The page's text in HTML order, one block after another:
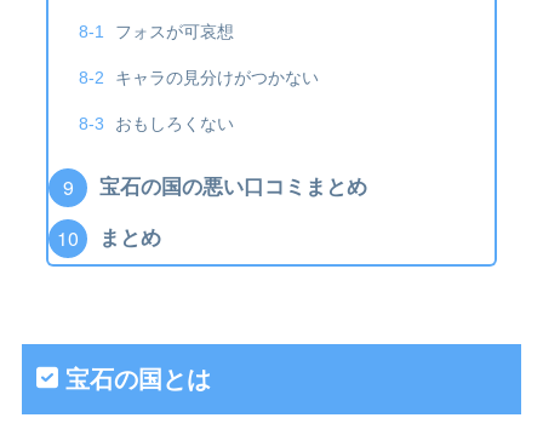
フォスが可哀想
キャラの見分けがつかない
おもしろくない
宝石の国の悪い口コミまとめ
まとめ
宝石の国とは